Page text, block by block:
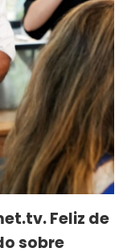
Feliz de
sobre